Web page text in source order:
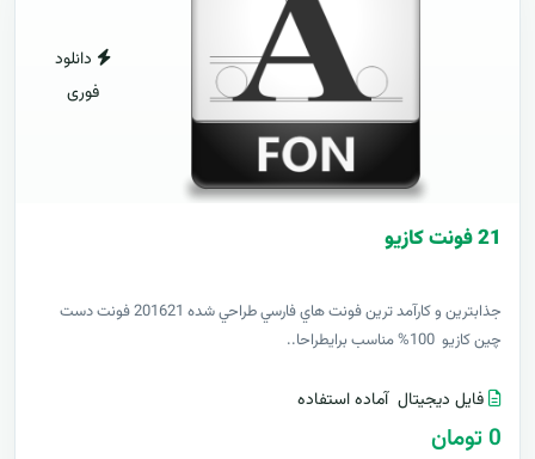
دانلود
فوری
21 فونت کازيو
جذابترين و کارآمد ترين فونت هاي فارسي طراحي شده 201621 فونت دست
چين کازيو 100% مناسب برايطراحا..
فایل دیجیتال آماده استفاده
0 تومان